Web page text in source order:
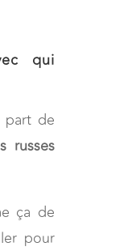
qui
part de
russes
ça de
pour